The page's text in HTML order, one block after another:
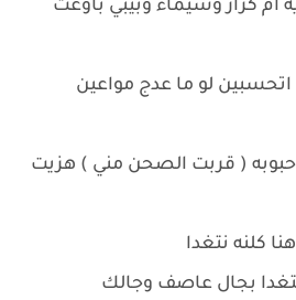
كرار وشيماء وبيبي باوعت
لو ما عدج مواعين
( قربت الصحن مني ) هزيت
كلنه نتغدا
بجال عاصف وجالك